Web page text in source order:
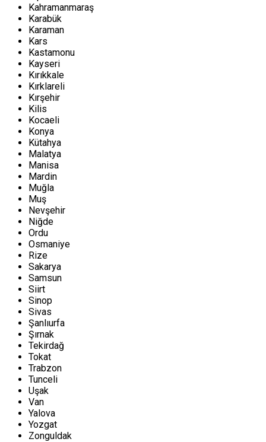
Kahramanmaraş
Karabük
Karaman
Kars
Kastamonu
Kayseri
Kırıkkale
Kırklareli
Kırşehir
Kilis
Kocaeli
Konya
Kütahya
Malatya
Manisa
Mardin
Muğla
Muş
Nevşehir
Niğde
Ordu
Osmaniye
Rize
Sakarya
Samsun
Siirt
Sinop
Sivas
Şanlıurfa
Şırnak
Tekirdağ
Tokat
Trabzon
Tunceli
Uşak
Van
Yalova
Yozgat
Zonguldak